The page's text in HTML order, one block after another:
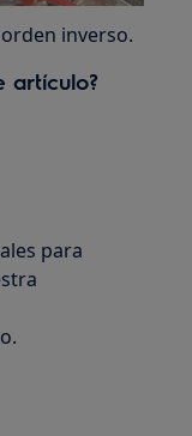
inverso.
artículo?
para